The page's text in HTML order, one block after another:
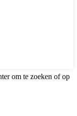
om te zoeken of op